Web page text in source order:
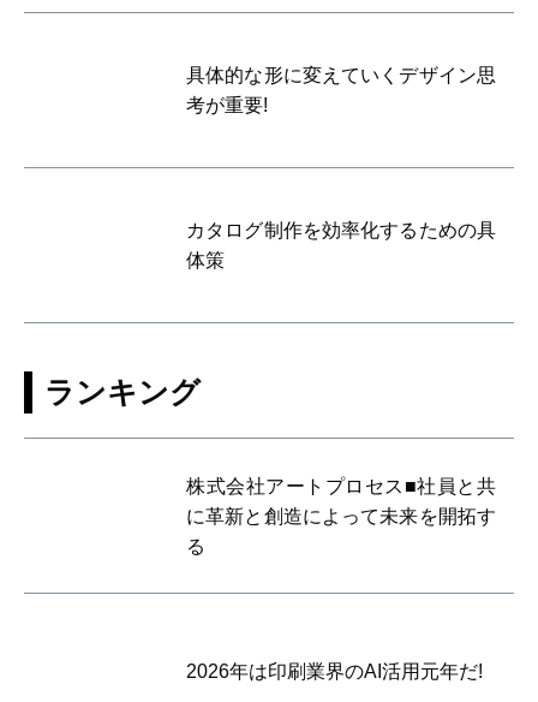
具体的な形に変えていくデザイン思
考が重要!
カタログ制作を効率化するための具
体策
ランキング
株式会社アートプロセス■社員と共
に革新と創造によって未来を開拓す
る
2026年は印刷業界のAI活用元年だ!